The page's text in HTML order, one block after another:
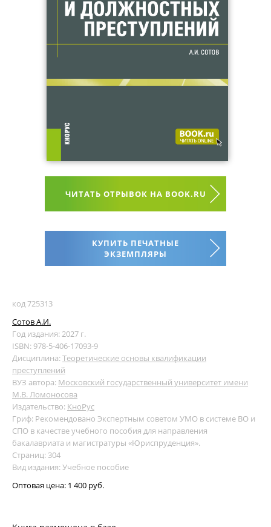
ЧИТАТЬ ОТРЫВОК НА BOOK.RU
КУПИТЬ ПЕЧАТНЫЕ
ЭКЗЕМПЛЯРЫ
код 725313
Сотов А.И.
Год издания: 2027 г.
ISBN: 978-5-406-17093-9
Дисциплина:Теоретические основы квалификации
преступлений
ВУЗ автора: Московский государственный университет имени
М.В. Ломоносова
Издательство: КноРус
Гриф: Рекомендовано Экспертным советом УМО в системе ВО и
СПО в качестве учебного пособия для направления
бакалавриата и магистратуры «Юриспруденция».
Страниц: 304
Вид издания: Учебное пособие
Оптовая цена: 1 400 руб.